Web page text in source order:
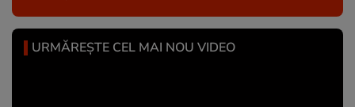
URMĂREȘTE CEL MAI NOU VIDEO